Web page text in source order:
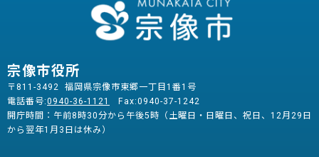
宗像市役所
〒811-3492 福岡県宗像市東郷一丁目1番1号
電話番号:0940-36-1121
Fax:0940-37-1242
開庁時間：午前8時30分から午後5時（土曜日・日曜日、祝日、12月29日
から翌年1月3日は休み）